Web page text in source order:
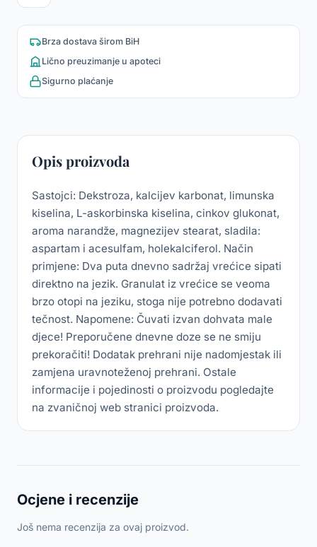
Brza dostava širom BiH
Lično preuzimanje u apoteci
Sigurno plaćanje
Opis proizvoda
Sastojci: Dekstroza, kalcijev karbonat, limunska
kiselina, L-askorbinska kiselina, cinkov glukonat,
aroma narandže, magnezijev stearat, sladila:
aspartam i acesulfam, holekalciferol. Način
primjene: Dva puta dnevno sadržaj vrećice sipati
direktno na jezik. Granulat iz vrećice se veoma
brzo otopi na jeziku, stoga nije potrebno dodavati
tečnost. Napomene: Čuvati izvan dohvata male
djece! Preporučene dnevne doze se ne smiju
prekoračiti! Dodatak prehrani nije nadomjestak ili
zamjena uravnoteženoj prehrani. Ostale
informacije i pojedinosti o proizvodu pogledajte
na zvaničnoj web stranici proizvoda.
Ocjene i recenzije
Još nema recenzija za ovaj proizvod.